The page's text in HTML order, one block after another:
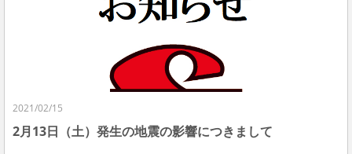
2021/02/15
2月13日（土）発生の地震の影響につきまして